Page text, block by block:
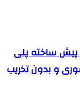
پیش ساخته پلی
و بدون تخریب